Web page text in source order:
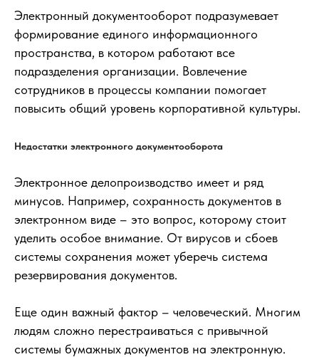
Электронный документооборот подразумевает
формирование единого информационного
пространства, в котором работают все
подразделения организации. Вовлечение
сотрудников в процессы компании помогает
повысить общий уровень корпоративной культуры.
Недостатки электронного документооборота
Электронное делопроизводство имеет и ряд
минусов. Например, сохранность документов в
электронном виде – это вопрос, которому стоит
уделить особое внимание. От вирусов и сбоев
системы сохранения может уберечь система
резервирования документов.
Еще один важный фактор – человеческий. Многим
людям сложно перестраиваться с привычной
системы бумажных документов на электронную.